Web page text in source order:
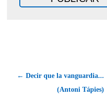
← Decir que la vanguardia...
(Antoni Tápies)